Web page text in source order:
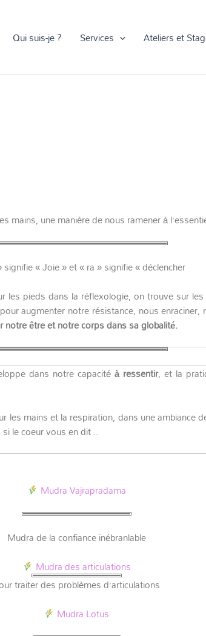
Qui suis-je ? Services Ateliers et
mains, une manière de nous ramener à
« Joie » et « ra » signifie « déclencher
pieds dans la réflexologie, on trouve sur
augmenter notre résistance, nous enraciner,
notre être et notre corps dans sa globalité.
dans notre capacitéà ressentir, et la
mains et la respiration, dans une
le coeur vous en dit ..
Mudra Vajrapradama
Mudra de la confiance inébranlable
Mudra des articulations
traiter des problèmes d’articulations
Mudra Lotus